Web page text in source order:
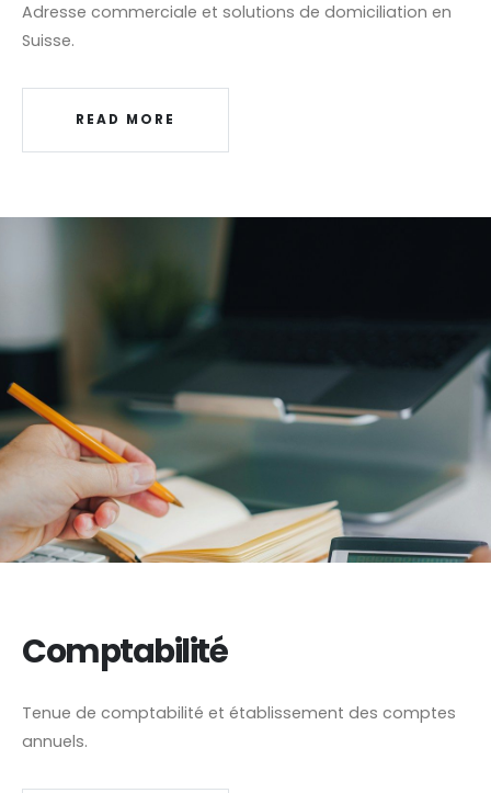
Adresse commerciale et solutions de domiciliation en
Suisse.
READ MORE
Comptabilité
Tenue de comptabilité et établissement des comptes
annuels.